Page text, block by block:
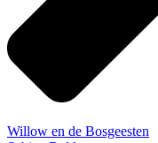
Willow en de Bosgeesten